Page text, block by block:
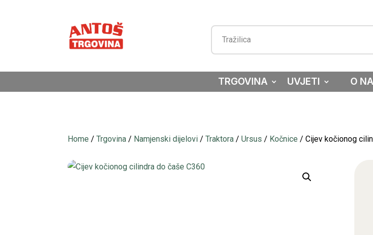
TRGOVINA UVJETI O
Home /Trgovina / Namjenski dijelovi /Traktora /Ursus / Kočnice / Cijev kočionog